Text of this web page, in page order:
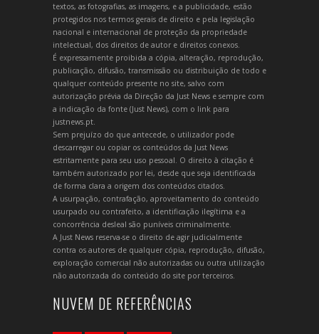
textos, as fotografias, as imagens, e a publicidade, estão
protegidos nos termos gerais de direito e pela legislação
nacional e internacional de proteção da propriedade
intelectual, dos direitos de autor e direitos conexos.
É expressamente proibida a cópia, alteração, reprodução,
publicação, difusão, transmissão ou distribuição de todo e
qualquer conteúdo presente no site, salvo com
autorização prévia da Direção da Just News e sempre com
a indicação da fonte (Just News), com o link para
justnews.pt.
Sem prejuízo do que antecede, o utilizador pode
descarregar ou copiar os conteúdos da Just News
estritamente para seu uso pessoal. O direito à citação é
também autorizado por lei, desde que seja identificada
de forma clara a origem dos conteúdos citados.
A usurpação, contrafação, aproveitamento do conteúdo
usurpado ou contrafeito, a identificação ilegítima e a
concorrência desleal são puníveis criminalmente.
A Just News reserva-se o direito de agir judicialmente
contra os autores de qualquer cópia, reprodução, difusão,
exploração comercial não autorizadas ou outra utilização
não autorizada do conteúdo do site por terceiros.
NUVEM DE REFERÊNCIAS